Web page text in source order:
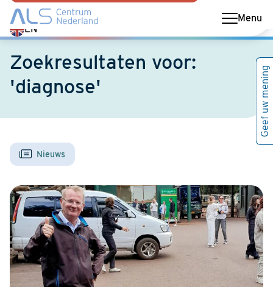
Menu
EN
Switch
language
to
English
Zoekresultaten voor:
'diagnose'
Nieuws
Geef uw mening